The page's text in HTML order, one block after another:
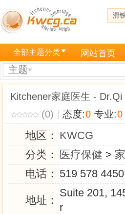
滑
全部主题分类 网站首页
主题
Kitchener家庭医生 -
(0)
态度:0 专业:0
地区： KWCG
分类：
医疗保健 >
电话： 519 578 4450
地址：
Suite 201,
r